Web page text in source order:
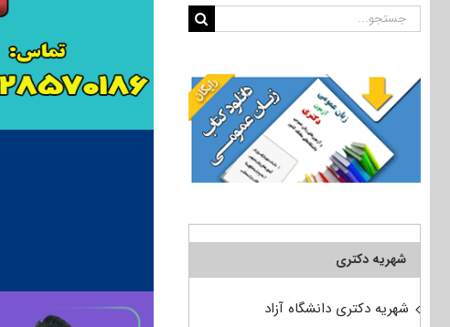
جستجو
شهریه دکتری
شهریه دکتری دانشگاه آزاد